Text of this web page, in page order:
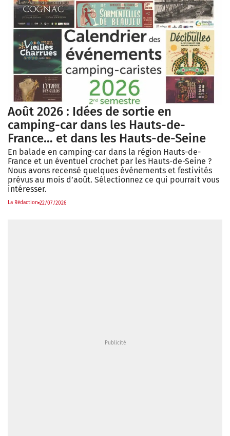
Août 2026 : Idées de sortie en
camping-car dans les Hauts-de-
France… et dans les Hauts-de-Seine
En balade en camping-car dans la région Hauts-de-
France et un éventuel crochet par les Hauts-de-Seine ?
Nous avons recensé quelques événements et festivités
prévus au mois d’août. Sélectionnez ce qui pourrait vous
intéresser.
La Rédaction 22/07/2026